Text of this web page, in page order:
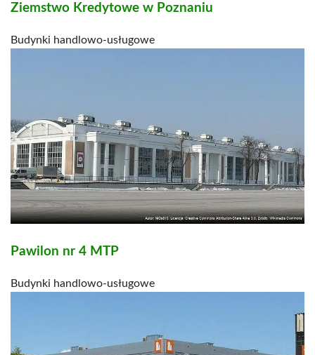
Ziemstwo Kredytowe w Poznaniu
Budynki handlowo-usługowe
Pawilon nr 4 MTP
Budynki handlowo-usługowe